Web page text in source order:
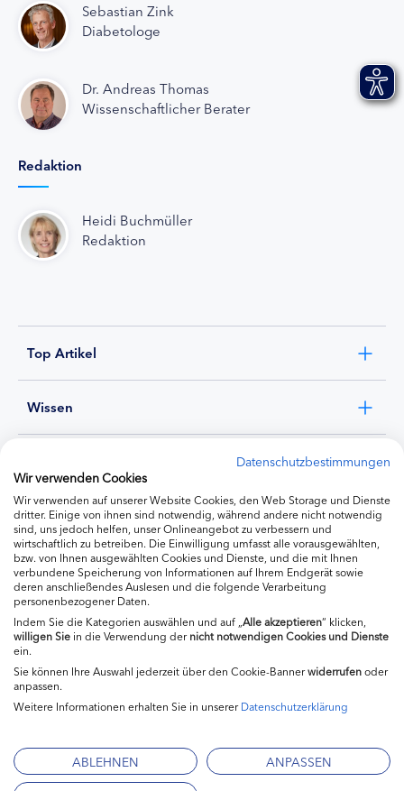
Sebastian Zink
Diabetologe
Dr. Andreas Thomas
Wissenschaftlicher Berater
Redaktion
Heidi Buchmüller
Redaktion
Top Artikel
Wissen
Ernährung
Produkte
Impressum
Mediadaten
Datenschutzbestimmungen
Wir verwenden Cookies
Wir verwenden auf unserer Website Cookies, den Web Storage und Dienste
dritter. Einige von ihnen sind notwendig, während andere nicht notwendig
sind, uns jedoch helfen, unser Onlineangebot zu verbessern und
wirtschaftlich zu betreiben. Die Einwilligung umfasst alle vorausgewählten,
bzw. von Ihnen ausgewählten Cookies und Dienste, und die mit Ihnen
verbundene Speicherung von Informationen auf Ihrem Endgerät sowie
deren anschließendes Auslesen und die folgende Verarbeitung
personenbezogener Daten.
Indem Sie die Kategorien auswählen und auf „ Alle akzeptieren“ klicken,
willigenSie in die Verwendung dernicht notwendigen Cookies und Dienste
ein.
Sie können Ihre Auswahl jederzeit über den Cookie-Bannerwiderrufenoder
anpassen.
Weitere Informationen erhalten Sie in unsererDatenschutzerklärung
ABLEHNEN
ANPASSEN